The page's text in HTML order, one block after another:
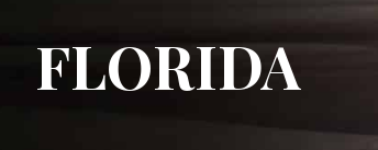
FLORIDA